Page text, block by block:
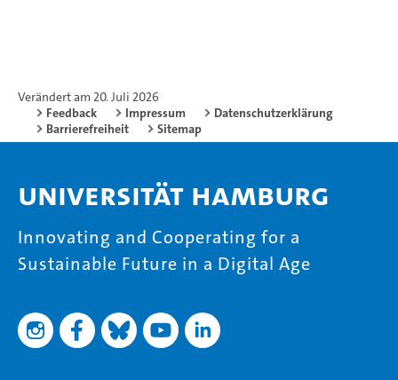
Verändert am 20. Juli 2026
Feedback
Impressum
Datenschutzerklärung
Barrierefreiheit
Sitemap
Universität Hamburg
Innovating and Cooperating for a
Sustainable Future in a Digital Age